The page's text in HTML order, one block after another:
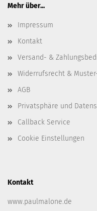
Mehr über...
Impressum
Kontakt
Versand- &
Widerrufsrecht &
AGB
Privatsphäre und
Callback Service
Cookie Einstellungen
Kontakt
www.paulmalone.de